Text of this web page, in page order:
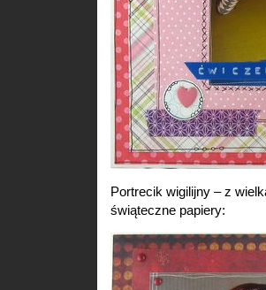
Portrecik wigilijny – z
świąteczne papiery: